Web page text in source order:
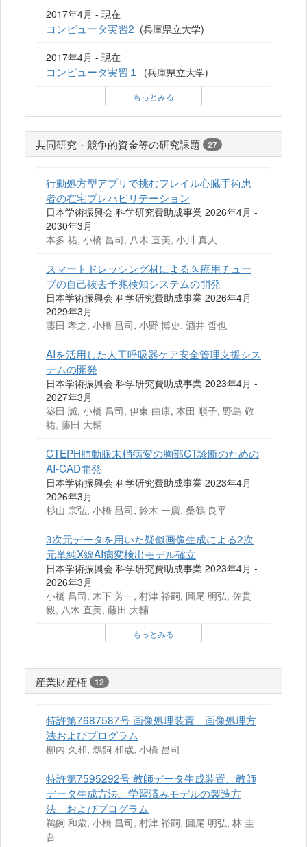
2017年4月 - 現在
コンピュータ実習2 (兵庫県立大学)
2017年4月 - 現在
コンピュータ実習１ (兵庫県立大学)
もっとみる
共同研究・競争的資金等の研究課題 27
行動処方型アプリで挑むフレイル心臓手術患
者の在宅プレハビリテーション
日本学術振興会 科学研究費助成事業 2026年4月 -
2030年3月
本多 祐, 小橋 昌司, 八木 直美, 小川 真人
スマートドレッシング材による医療用チュー
ブの自己抜去予兆検知システムの開発
日本学術振興会 科学研究費助成事業 2026年4月 -
2029年3月
藤田 孝之, 小橋 昌司, 小野 博史, 酒井 哲也
AIを活用した人工呼吸器ケア安全管理支援シス
テムの開発
日本学術振興会 科学研究費助成事業 2023年4月 -
2027年3月
築田 誠, 小橋 昌司, 伊東 由康, 本田 順子, 野島 敬
祐, 藤田 大輔
CTEPH肺動脈末梢病変の胸部CT診断のための
AI-CAD開発
日本学術振興会 科学研究費助成事業 2023年4月 -
2026年3月
杉山 宗弘, 小橋 昌司, 鈴木 一廣, 桑鶴 良平
3次元データを用いた疑似画像生成による2次
元単純X線AI病変検出モデル確立
日本学術振興会 科学研究費助成事業 2023年4月 -
2026年3月
小橋 昌司, 木下 芳一, 村津 裕嗣, 圓尾 明弘, 佐貫
毅, 八木 直美, 藤田 大輔
もっとみる
産業財産権 12
特許第7687587号 画像処理装置、画像処理方
法およびプログラム
柳内 久和, 鵜飼 和歳, 小橋 昌司
特許第7595292号 教師データ生成装置、教師
データ生成方法、学習済みモデルの製造方
法、およびプログラム
鵜飼 和歳, 小橋 昌司, 村津 裕嗣, 圓尾 明弘, 林 圭
吾